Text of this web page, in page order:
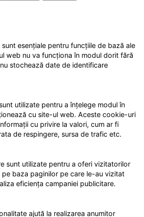
esențiale pentru funcțiile de bază ale
web nu va funcționa în modul dorit fără
stochează date de identificare
utilizate pentru a înțelege modul în
cu site-ul web. Aceste cookie-uri
cu privire la valori, cum ar fi
de respingere, sursa de trafic etc.
sunt utilizate pentru a oferi vizitatorilor
pe baza paginilor pe care le-au vizitat
eficiența campaniei publicitare.
ajută la realizarea anumitor